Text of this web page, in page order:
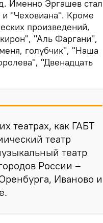
Именно Эргашев стал
и "Чеховиана". Кроме
произведений,
"Аль Фаргани",
голубчик", "Наша
"Двенадцать
театрах, как ГАБТ
театр
театр
России –
Иваново и